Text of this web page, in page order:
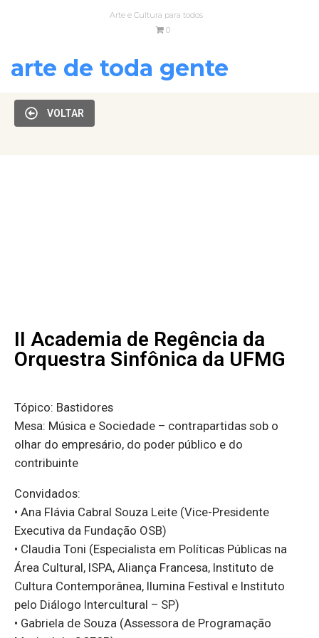
Arte e Cultura para todos
0
arte de toda gente
VOLTAR
II Academia de Regência da
Orquestra Sinfônica da UFMG
Tópico: Bastidores
Mesa: Música e Sociedade – contrapartidas sob o
olhar do empresário, do poder público e do
contribuinte
Convidados:
• Ana Flávia Cabral Souza Leite (Vice-Presidente
Executiva da Fundação OSB)
• Claudia Toni (Especialista em Políticas Públicas na
Área Cultural, ISPA, Aliança Francesa, Instituto de
Cultura Contemporânea, Ilumina Festival e Instituto
pelo Diálogo Intercultural – SP)
• Gabriela de Souza (Assessora de Programação